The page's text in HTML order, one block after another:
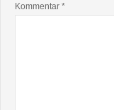
Kommentar *